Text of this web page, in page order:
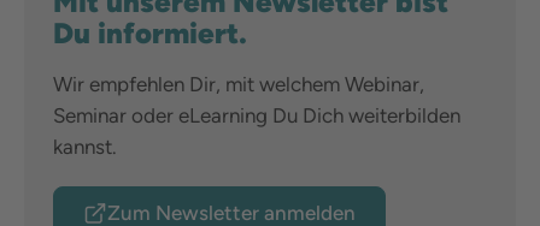
Du informiert.
Wir empfehlen Dir, mit welchem Webinar,
Seminar oder eLearning Du Dich weiterbilden
kannst.
Zum Newsletter anmelden